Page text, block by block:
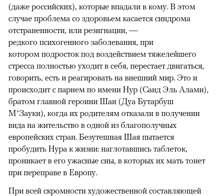
(даже российских), которые впадали в кому. В этом
случае проблема со здоровьем касается синдрома
отстраненности, или резигнации, —
редкого психогенного заболевания, при
котором подросток под воздействием тяжелейшего
стресса полностью уходит в себя, перестает двигаться,
говорить, есть и реагировать на внешний мир. Это и
происходит с парнем по имени Нур (Саид Эль Алами),
братом главной героини Шаи (Дуа Бутарбуш
М’Зауки), когда их родителям отказали в получении
вида на жительство в одной из благополучных
европейских стран. Безутешная Шая пытается
пробудить Нура к жизни: наглотавшись таблеток,
проникает в его ужасные сны, в которых их мать тонет
при переправе в Европу.
При всей скромности художественной составляющей